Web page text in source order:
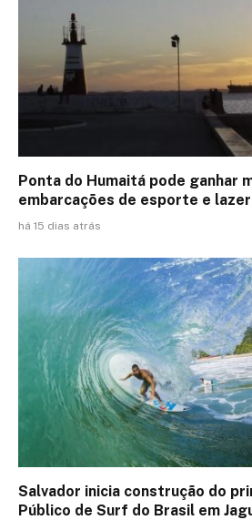
Ponta do Humaitá pode ganhar
embarcações de esporte e lazer
há 15 dias atrás
Salvador inicia construção do
Público de Surf do Brasil em